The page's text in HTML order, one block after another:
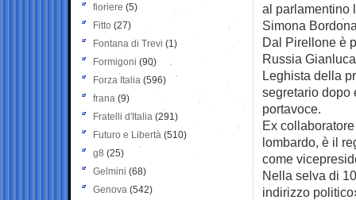
al parlamentino
Simona
Dal Pirellone è
Russia
Leghista della
segretario dopo
portavoce.
Ex
lombardo, è il
come
Nella selva di
indirizzo
fioriere (5)
Fitto (27)
Fontana di Trevi (1)
Formigoni (90)
Forza Italia (596)
frana (9)
Fratelli d'Italia (291)
Futuro e Libertà (510)
g8 (25)
Gelmini (68)
Genova (542)